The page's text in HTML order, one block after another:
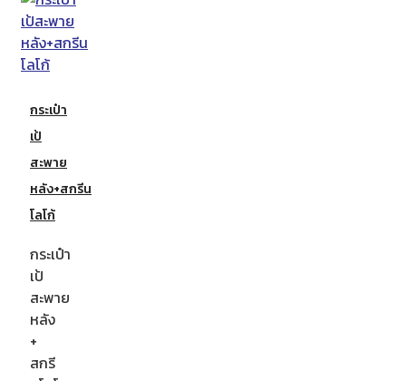
กระเป๋า
เป้
สะพาย
หลัง+สกรีน
โลโก้
กระเป๋า
เป้
สะพาย
หลัง
+
สกรี